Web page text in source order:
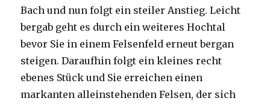
Bach und nun folgt ein steiler Anstieg. Leicht
bergab geht es durch ein weiteres Hochtal
bevor Sie in einem Felsenfeld erneut bergan
steigen. Daraufhin folgt ein kleines recht
ebenes Stück und Sie erreichen einen
markanten alleinstehenden Felsen, der sich